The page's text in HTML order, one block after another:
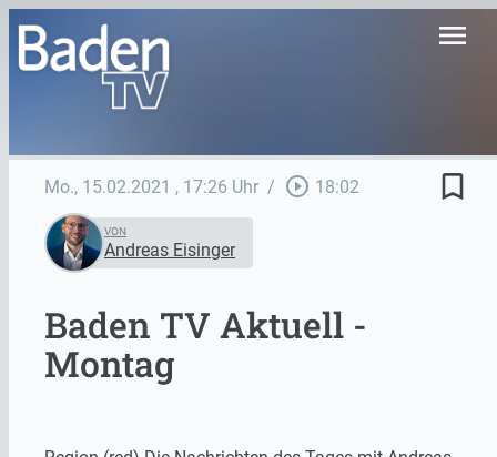
menu
Mo., 15.02.2021 , 17:26 Uhr / play_circle_outline 18:02 bookmark_border
VON
Andreas Eisinger
Baden TV Aktuell -
Montag